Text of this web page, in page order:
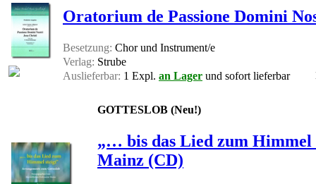
Oratorium de Passione Domini
Besetzung: Chor und Instrument/e
Verlag: Strube
Auslieferbar: 1 Expl. an Lager und sofort lieferbar
GOTTESLOB (Neu!)
„… bis das Lied zum Himmel
Mainz (CD)